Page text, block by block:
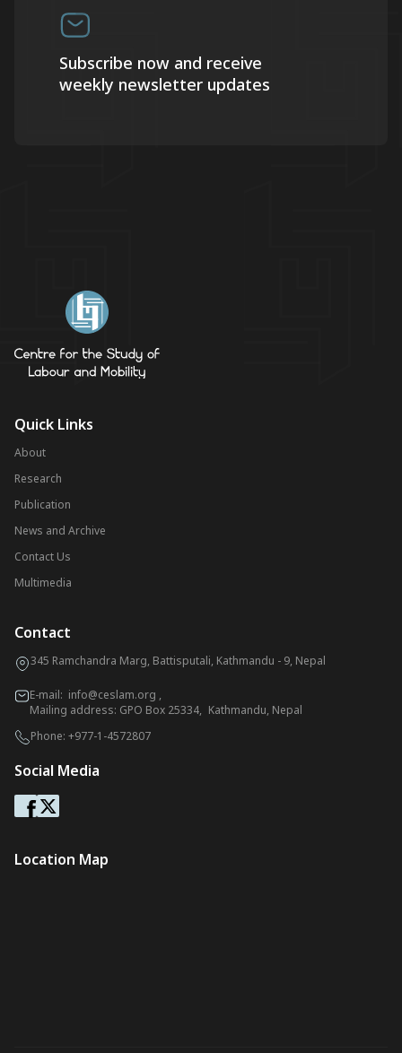
Subscribe now and receive
weekly newsletter updates
Quick Links
About
Research
Publication
News and Archive
Contact Us
Multimedia
Contact
345 Ramchandra Marg, Battisputali, Kathmandu - 9, Nepal
E-mail: info@ceslam.org ,
Mailing address: GPO Box 25334, Kathmandu, Nepal
Phone: +977-1-4572807
Social Media
Location Map